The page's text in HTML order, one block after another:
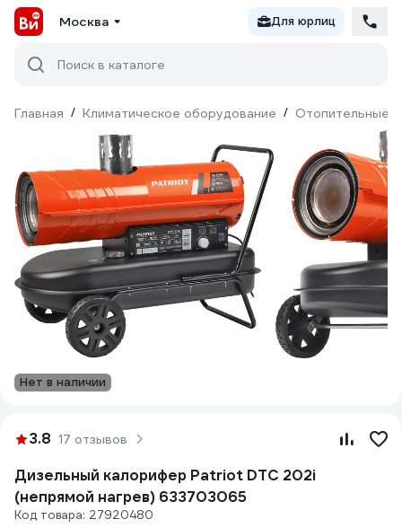
Москва Для юрлиц
Поиск в каталоге
Главная / Климатическое оборудование / Отопительные
Нет в наличии
3.8 17 отзывов
Дизельный калорифер Patriot DTC 202i
(непрямой нагрев) 633703065
Код товара: 27920480